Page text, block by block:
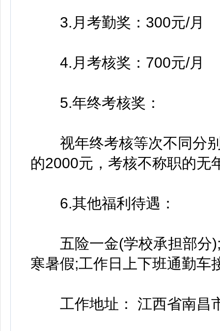
3.月考勤奖：300元/月
4.月考核奖：700元/月
5.年终考核奖：
视年终考核等次不同分别
的2000元，考核不称职的无
6.其他福利待遇：
五险一金(学校承担部分);
寒暑假;工作日上下班通勤车
工作地址： 江西省南昌